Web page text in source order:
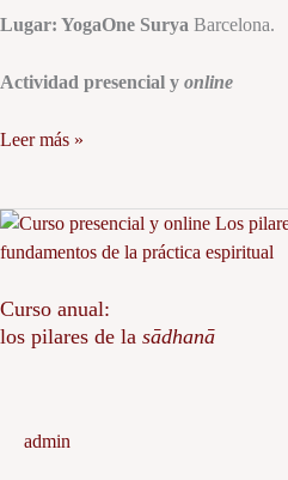
Lugar: YogaOne Surya Barcelona.
Actividad presencial y online
Leer más »
Curso anual:
los pilares de la sādhanā
admin
Curso
anual:
pilares
de